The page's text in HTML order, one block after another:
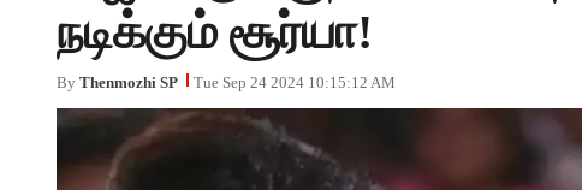
நடிக்கும் சூர்யா!
By Thenmozhi SP Tue Sep 24 2024 10:15:12 AM